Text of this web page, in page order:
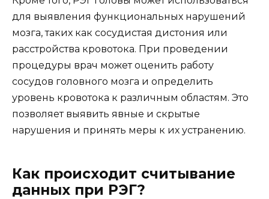
для выявления функциональных нарушений
мозга, таких как сосудистая дистония или
расстройства кровотока. При проведении
процедуры врач может оценить работу
сосудов головного мозга и определить
уровень кровотока к различным областям. Это
позволяет выявить явные и скрытые
нарушения и принять меры к их устранению.
Как происходит считывание
данных при РЭГ?